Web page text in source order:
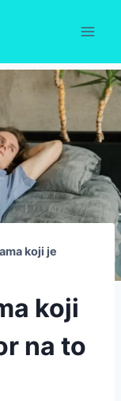
koji je
koji
na to